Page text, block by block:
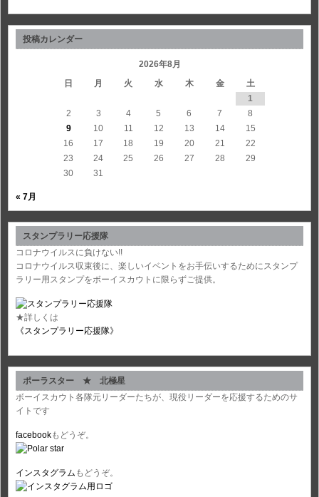
投稿カレンダー
2026年8月
日
月 火 水 木 金
土
1
2
3 4 5 6 7
8
9
10 11 12 13 14
15
16
17 18 19 20 21
22
23
24 25 26 27 28
29
30
31
« 7月
スタンプラリー応援隊
コロナウイルスに負けない!!
コロナウイルス収束後に、楽しいイベントをお手伝いするためにスタンプ
ラリー用スタンプをボーイスカウトに限らずご提供。
★詳しくは
《スタンプラリー応援隊》
ポーラスター ★ 北極星
ボーイスカウト各隊元リーダーたちが、現役リーダーを応援するためのサ
イトです
facebookもどうぞ。
インスタグラム もどうぞ。